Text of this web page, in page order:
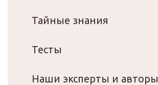
Тайные знания
Тесты
Наши эксперты и авторы